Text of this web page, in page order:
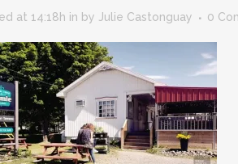
at 14:18h in by Julie Castonguay 0